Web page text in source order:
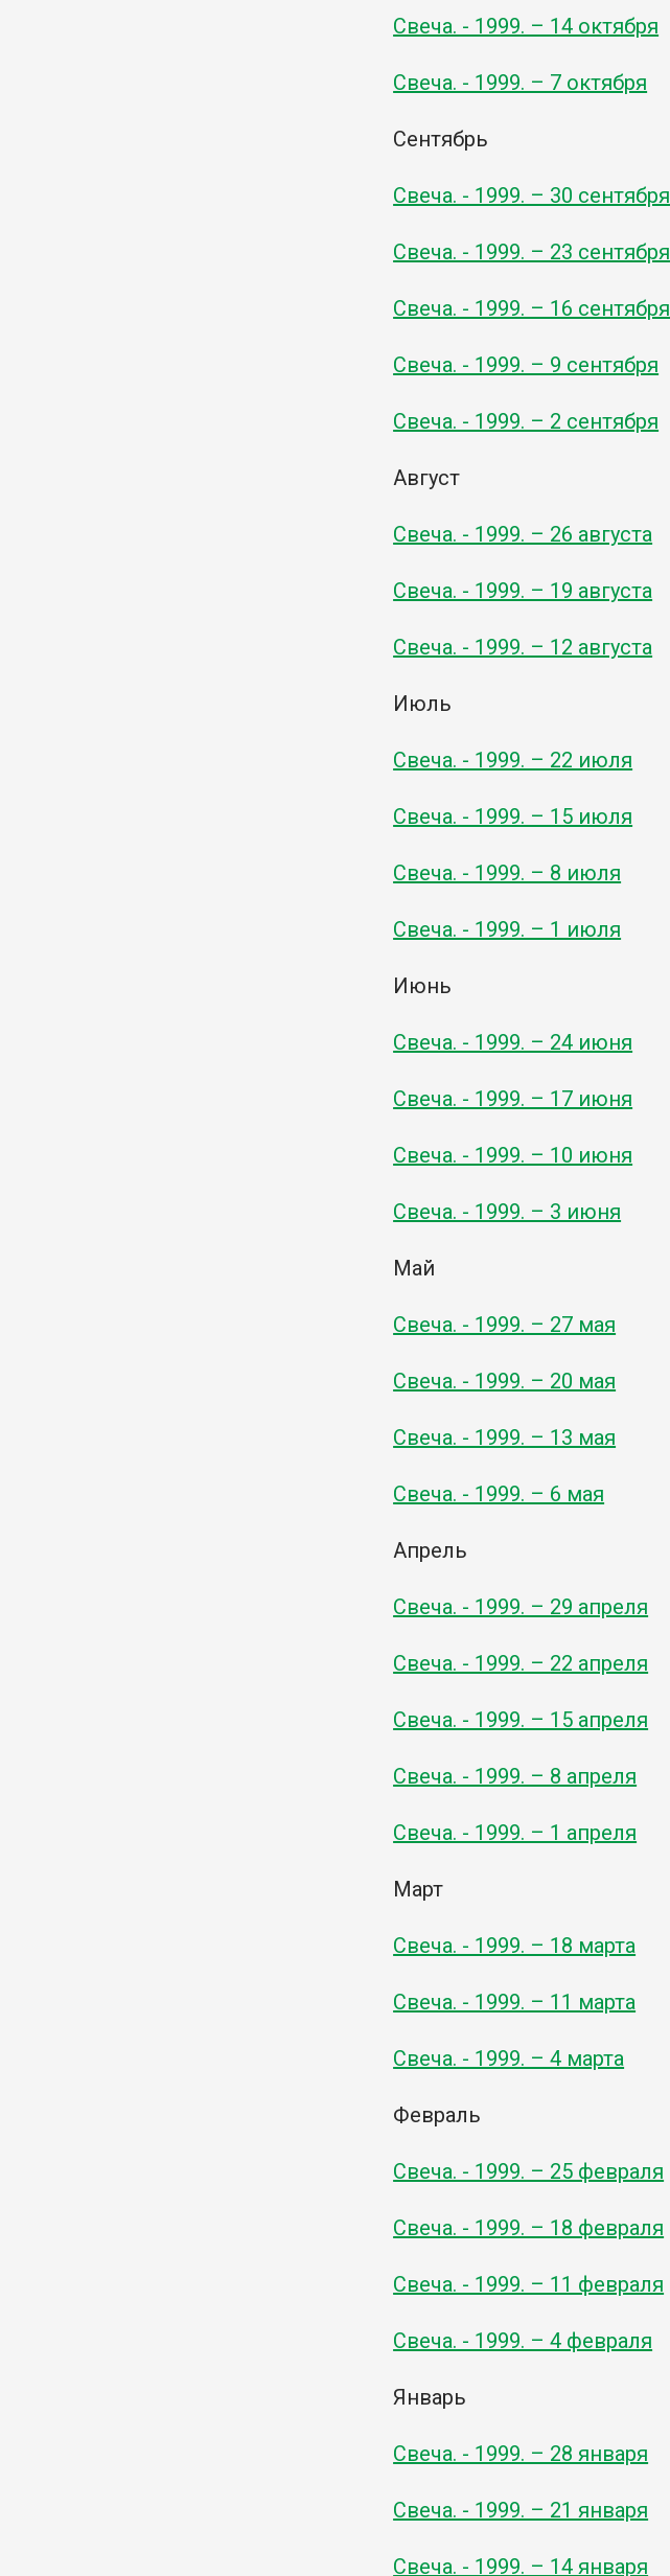
Свеча. - 1999. – 14 октября
Свеча. - 1999. – 7 октября
Сентябрь
Свеча. - 1999. – 30 сентября
Свеча. - 1999. – 23 сентября
Свеча. - 1999. – 16 сентября
Свеча. - 1999. – 9 сентября
Свеча. - 1999. – 2 сентября
Август
Свеча. - 1999. – 26 августа
Свеча. - 1999. – 19 августа
Свеча. - 1999. – 12 августа
Июль
Свеча. - 1999. – 22 июля
Свеча. - 1999. – 15 июля
Свеча. - 1999. – 8 июля
Свеча. - 1999. – 1 июля
Июнь
Свеча. - 1999. – 24 июня
Свеча. - 1999. – 17 июня
Свеча. - 1999. – 10 июня
Свеча. - 1999. – 3 июня
Май
Свеча. - 1999. – 27 мая
Свеча. - 1999. – 20 мая
Свеча. - 1999. – 13 мая
Свеча. - 1999. – 6 мая
Апрель
Свеча. - 1999. – 29 апреля
Свеча. - 1999. – 22 апреля
Свеча. - 1999. – 15 апреля
Свеча. - 1999. – 8 апреля
Свеча. - 1999. – 1 апреля
Март
Свеча. - 1999. – 18 марта
Свеча. - 1999. – 11 марта
Свеча. - 1999. – 4 марта
Февраль
Свеча. - 1999. – 25 февраля
Свеча. - 1999. – 18 февраля
Свеча. - 1999. – 11 февраля
Свеча. - 1999. – 4 февраля
Январь
Свеча. - 1999. – 28 января
Свеча. - 1999. – 21 января
Свеча. - 1999. – 14 января